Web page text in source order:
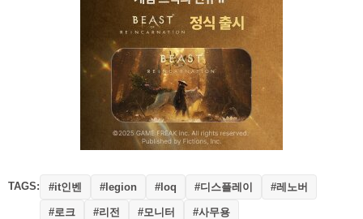
TAGS: #it인벤 #legion #loq #디스플레이 #레노버
#로크 #리전 #모니터 #사무용